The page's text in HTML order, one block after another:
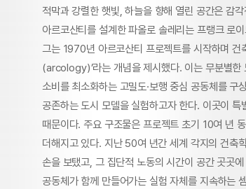
적막과 강렬한 햇빛, 하늘을 향해 열린 공간은 감
아르코산티를 설계한 파올로 솔레리는 프랭크 로
그는 1970년 아르코산티 프로젝트를 시작하며
(arcology)’라는 개념을 제시했다. 이는 무분별한
소비를 최소화하는 고밀도·보행 중심 공동체를
공존하는 도시 모델을 실험하고자 한다. 이곳이
때문이다. 주요 구조물은 프로젝트 초기 10여 년
더해지고 있다. 지난 50여 년간 세계 각지의 건축
손을 보탰고, 그 집단적 노동의 시간이 공간 곳곳
공동체가 함께 만들어가는 실험 자체를 지속하는